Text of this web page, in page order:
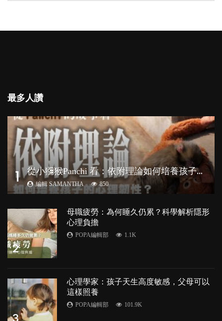
最多人讚
1 從
小獼猴Panchi 看：依附理論如何培養孩子心理韌性？
編輯 SAMANTHA 850
2
母職疲勞：為何睡久仍累？科學解析隱形
心理負擔
POPA編輯部 1.1K
心理學家：孩子天生高度敏感，父母可以
這樣照養
POPA編輯部 101.9K